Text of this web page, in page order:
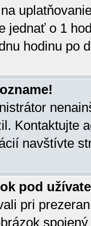
jednať o 1
hodinu po
Kontaktujte
navštívte
pod
pri